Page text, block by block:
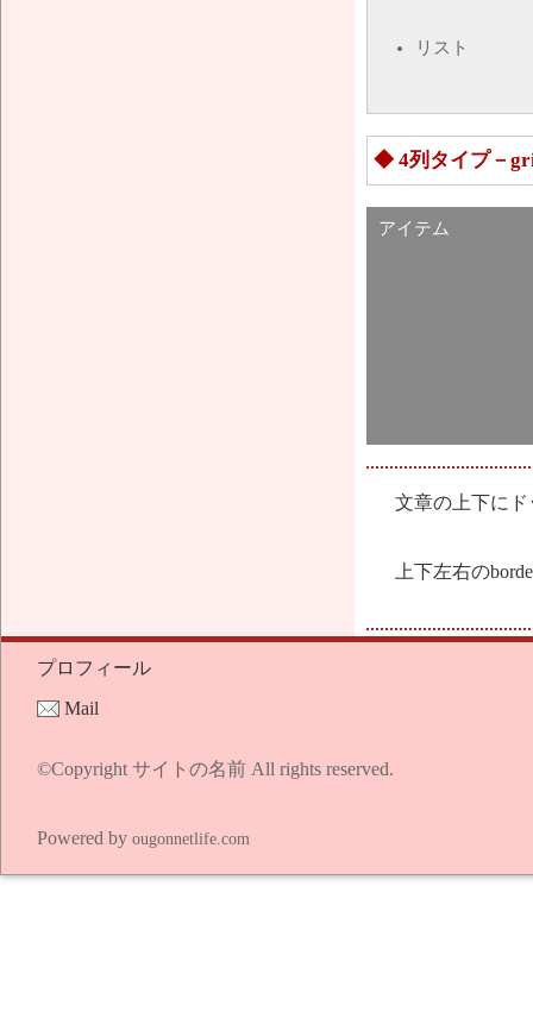
リスト
◆ 4列タイプ－
アイテム
文章の上下に
上下左右の
プロフィール
Mail
©Copyright サイトの名前 All rights reserved.
Powered by ougonnetlife.com